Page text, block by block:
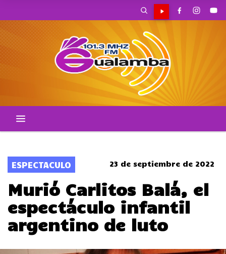
ESPECTACULO 23 de septiembre de 2022
Murió Carlitos Balá, el
espectáculo infantil
argentino de luto